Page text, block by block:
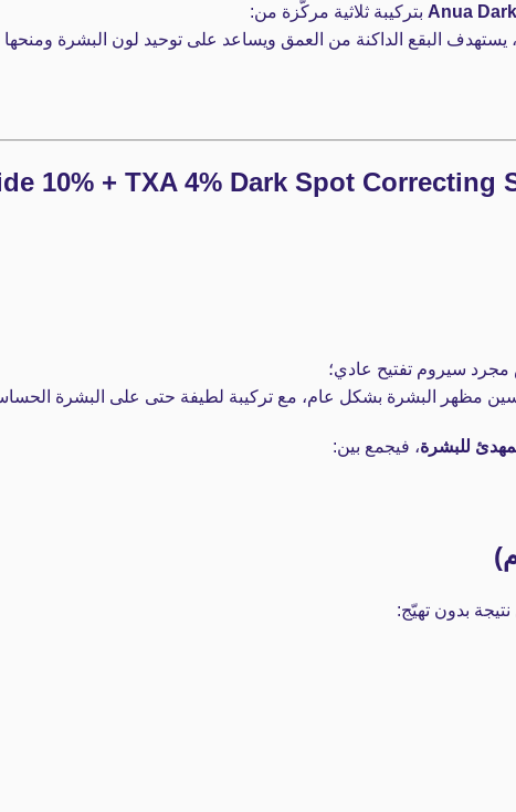
Anua بتركيبة ثلاثية مركّزة من:
، يستهدف البقع الداكنة من العمق ويساعد على توحيد لون البشرة
سيروم تفتيح عادي؛
مظهر البشرة بشكل عام، مع تركيبة لطيفة حتى على البشرة
، فيجمع بين:
بدون تهيّج: